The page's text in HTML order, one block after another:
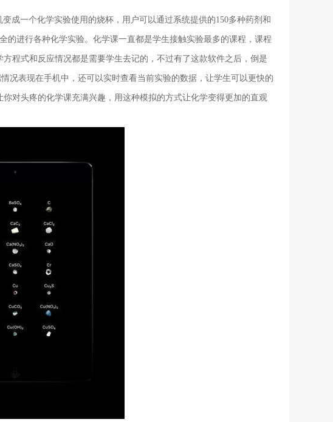
成一个化学实验使用的烧杯，用户可以通过系统提供的150多种药剂和
的进行各种化学实验。化学课一直都是学生接触实验最多的课程，课程
程式和反应情况都是需要学生去记的，不过有了这款软件之后，倒是
况表现在手机中，还可以实时查看当前实验的数据，让学生可以更快的
对头疼的化学课充满兴趣，用这种模拟的方式让化学变得更加的直观